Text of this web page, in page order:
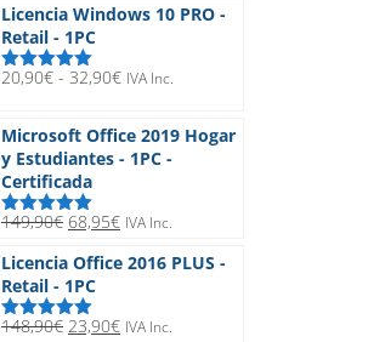
5
original
era:
189,90€.
actual
Licencia Windows 10 PRO -
Retail - 1PC
Valorado
20,90€ - 32,90€Rango
desde
20,90€
32,90€
IVA Inc.
Microsoft Office 2019 Hogar
y Estudiantes - 1PC -
Certificada
Valorado
5
149,90€ El
original
era:
149,90€.
68,95€El
actual
IVA Inc.
Licencia Office 2016 PLUS -
Retail - 1PC
Valorado
148,90€ El
23,90€ElIVA Inc.